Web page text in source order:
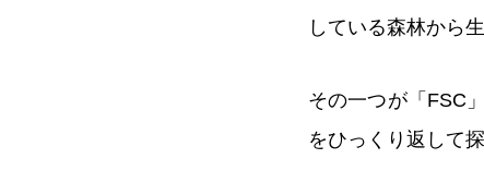
している森林から
その一つが「FSC
をひっくり返して